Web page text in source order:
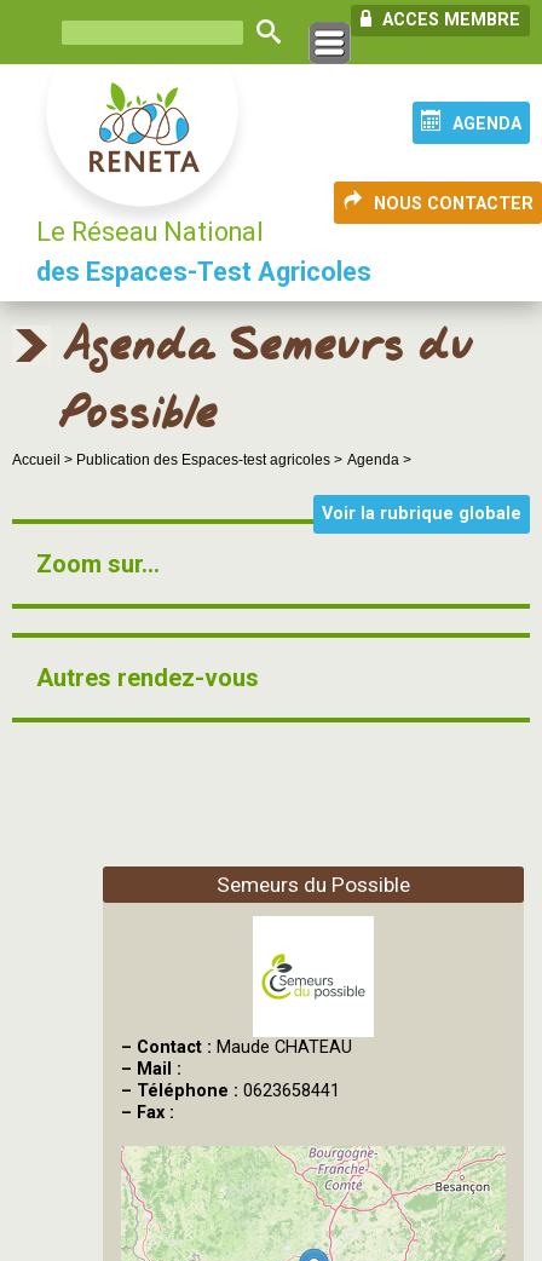
ACCES MEMBRE
AGENDA
NOUS CONTACTER
Le Réseau National
des Espaces-Test Agricoles
Agenda Semeurs du
Possible
Accueil > Publication des Espaces-test agricoles > Agenda >
Voir la rubrique globale
Zoom sur...
Autres rendez-vous
Semeurs du Possible
– Contact : Maude CHATEAU
– Mail :
– Téléphone : 0623658441
– Fax :